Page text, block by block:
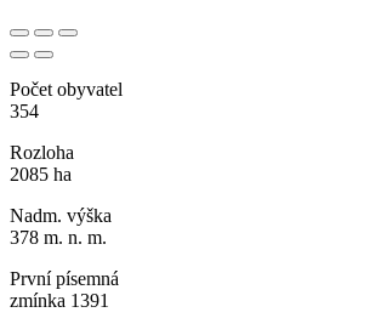
Počet obyvatel
354
Rozloha
2085 ha
Nadm. výška
378 m. n. m.
První písemná
zmínka 1391